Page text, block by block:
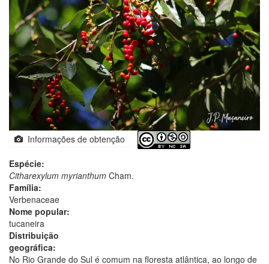
Informações de obtenção
Espécie:
Citharexylum myrianthum Cham.
Família:
Verbenaceae
Nome popular:
tucaneira
Distribuição
geográfica:
No Rio Grande do Sul é comum na floresta atlântica, ao longo de